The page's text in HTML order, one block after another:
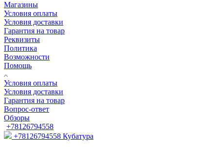
Магазины
Условия оплаты
Условия доставки
Гарантия на товар
Реквизиты
Политика
Возможности
Помощь
Условия оплаты
Условия доставки
Гарантия на товар
Вопрос-ответ
Обзоры
+78126794558
+78126794558 Кубатура